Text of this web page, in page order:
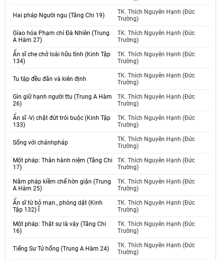
Hai pháp Người ngu (Tăng Chi 19)
TK. Thích Nguyên Hạnh (Đức
Trường)
Gíao hóa Phạm chí Đà Nhiên (Trung
A Hàm 27)
TK. Thích Nguyên Hạnh (Đức
Trường)
Ẩn sĩ che chở loài hữu tình (Kinh Tập
134)
TK. Thích Nguyên Hạnh (Đức
Trường)
Tu tập đều đăn và kiên định
TK. Thích Nguyên Hạnh (Đức
Trường)
Gìn giữ hạnh người ttu (Trung A Hàm
26)
TK. Thích Nguyên Hạnh (Đức
Trường)
Ẩn sĩ -Vị chặt đứt trói buộc (Kinh Tập
133)
TK. Thích Nguyên Hạnh (Đức
Trường)
Sống với chánhpháp
TK. Thích Nguyên Hạnh (Đức
Trường)
Một pháp: Thân hành niệm (Tăng Chi
17)
TK. Thích Nguyên Hạnh (Đức
Trường)
Năm pháp kiềm chế hờn giận (Trung
A Hàm 25)
TK. Thích Nguyên Hạnh (Đức
Trường)
Ẩn sĩ từ bỏ mạn., phóng dật (Kinh
Tập 132) Ĩ
TK. Thích Nguyên Hạnh (Đức
Trường)
Một pháp: Thật sự là vậy (Tăng Chi
16)
TK. Thích Nguyên Hạnh (Đức
Trường)
Tiếng Sư Tử hống (Trung A Hàm 24)
TK. Thích Nguyên Hạnh (Đức
Trường)